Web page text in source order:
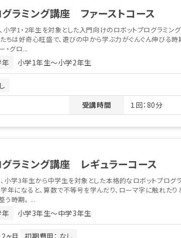
グラミング講座 ファーストコース
小学1・2年生を対象とした入門向けのロボットプログラミン
ちは好奇心旺盛で、遊びの中から学ぶ力がぐんぐん伸びる時
・グロ...
年 小学1年生〜小学2年生
受講時間 １回：80分
グラミング講座 レギュラーコース
小学3年生から中学生を対象とした本格的なロボットプログ
年になると、算数で不等号を学んだり、ローマ字に触れたり
時期。 ...
年 小学3年生〜中学3年生
ヶ月 初期費用： なし